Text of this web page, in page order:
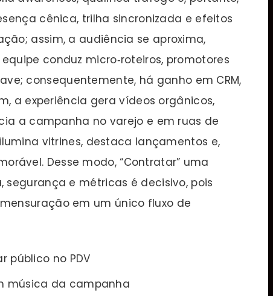
cênica, trilha sincronizada e efeitos
assim, a audiência se aproxima,
conduz micro‑roteiros, promotores
consequentemente, há ganho em CRM,
a experiência gera vídeos orgânicos,
a campanha no varejo e em ruas de
vitrines, destaca lançamentos e,
Desse modo, “Contratar” uma
e métricas é decisivo, pois
em um único fluxo de
público no PDV
música da campanha